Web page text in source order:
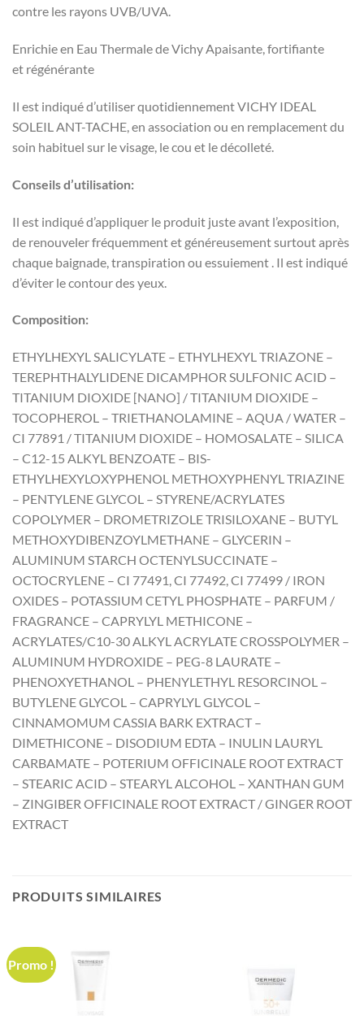
contre les rayons UVB/UVA.
Enrichie en Eau Thermale de Vichy Apaisante, fortifiante
et régénérante
Il est indiqué d’utiliser quotidiennement VICHY IDEAL
SOLEIL ANT-TACHE, en association ou en remplacement du
soin habituel sur le visage, le cou et le décolleté.
Conseils d’utilisation:
Il est indiqué d’appliquer le produit juste avant l’exposition,
de renouveler fréquemment et généreusement surtout après
chaque baignade, transpiration ou essuiement . Il est indiqué
d’éviter le contour des yeux.
Composition:
ETHYLHEXYL SALICYLATE – ETHYLHEXYL TRIAZONE –
TEREPHTHALYLIDENE DICAMPHOR SULFONIC ACID –
TITANIUM DIOXIDE [NANO] / TITANIUM DIOXIDE –
TOCOPHEROL – TRIETHANOLAMINE – AQUA / WATER –
CI 77891 / TITANIUM DIOXIDE – HOMOSALATE – SILICA
– C12-15 ALKYL BENZOATE – BIS-
ETHYLHEXYLOXYPHENOL METHOXYPHENYL TRIAZINE
– PENTYLENE GLYCOL – STYRENE/ACRYLATES
COPOLYMER – DROMETRIZOLE TRISILOXANE – BUTYL
METHOXYDIBENZOYLMETHANE – GLYCERIN –
ALUMINUM STARCH OCTENYLSUCCINATE –
OCTOCRYLENE – CI 77491, CI 77492, CI 77499 / IRON
OXIDES – POTASSIUM CETYL PHOSPHATE – PARFUM /
FRAGRANCE – CAPRYLYL METHICONE –
ACRYLATES/C10-30 ALKYL ACRYLATE CROSSPOLYMER –
ALUMINUM HYDROXIDE – PEG-8 LAURATE –
PHENOXYETHANOL – PHENYLETHYL RESORCINOL –
BUTYLENE GLYCOL – CAPRYLYL GLYCOL –
CINNAMOMUM CASSIA BARK EXTRACT –
DIMETHICONE – DISODIUM EDTA – INULIN LAURYL
CARBAMATE – POTERIUM OFFICINALE ROOT EXTRACT
– STEARIC ACID – STEARYL ALCOHOL – XANTHAN GUM
– ZINGIBER OFFICINALE ROOT EXTRACT / GINGER ROOT
EXTRACT
PRODUITS SIMILAIRES
Promo !